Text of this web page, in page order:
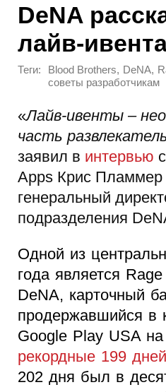
DeNA
лайв-
Теги: Blood Brothers, DeNA,
советы разработчикам
«Лайв-ивенты –
часть
заявил в интервью
Apps Крис Пламмер
генеральный
подразделения
Одной из
года является
DeNA, карточный
продержавшийся в
Google Play USA
рекордные 199 дней
202 дня был в